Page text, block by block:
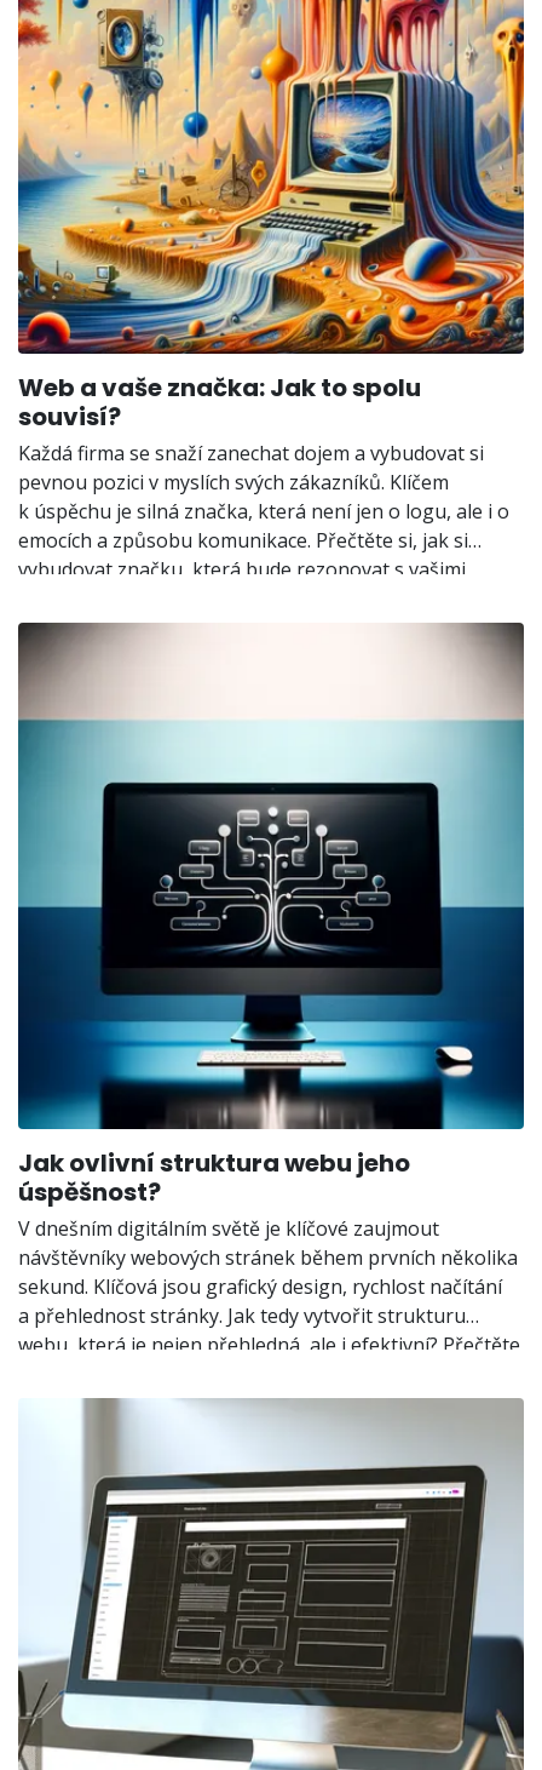
Web a vaše značka: Jak to spolu
souvisí?
Každá firma se snaží zanechat dojem a vybudovat si
pevnou pozici v myslích svých zákazníků. Klíčem
k úspěchu je silná značka, která není jen o logu, ale i o
emocích a způsobu komunikace. Přečtěte si, jak si
vybudovat značku, která bude rezonovat s vašimi
brandem.
Jak ovlivní struktura webu jeho
úspěšnost?
V dnešním digitálním světě je klíčové zaujmout
návštěvníky webových stránek během prvních několika
sekund. Klíčová jsou grafický design, rychlost načítání
a přehlednost stránky. Jak tedy vytvořit strukturu
webu, která je nejen přehledná, ale i efektivní? Přečtěte